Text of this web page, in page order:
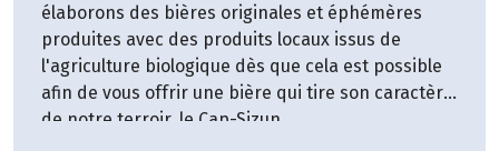
élaborons des bières originales et éphémères
produites avec des produits locaux issus de
l'agriculture biologique dès que cela est possible
afin de vous offrir une bière qui tire son caractère
de notre terroir, le Cap-Sizun.